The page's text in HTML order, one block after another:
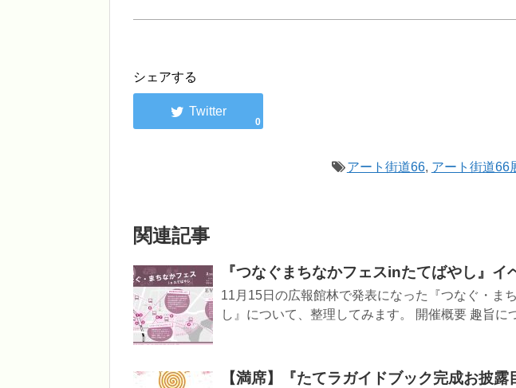
シェアする
0
アート街道66, アート街道66
関連記事
『つなぐまちなかフェスinたてばやし』イ
11月15日の広報館林で発表になった『つなぐ・ま
し』について、整理してみます。 開催概要 趣旨に
【満席】『たてラガイドブック完成お披